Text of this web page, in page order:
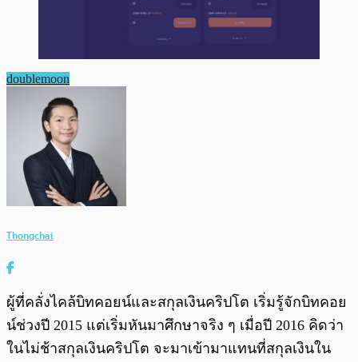
doublemoon
Thongchai
ผู้ที่คลั่งไคล้บิทคอยน์และสกุลเงินคริปโต เริ่มรู้จักบิทคอย
น์ช่วงปี 2015 แต่เริ่มหันมาศึกษาจริง ๆ เมื่อปี 2016 คิดว่า
ในไม่ช้าสกุลเงินคริปโต จะมาเข้ามาแทนที่สกุลเงินใน